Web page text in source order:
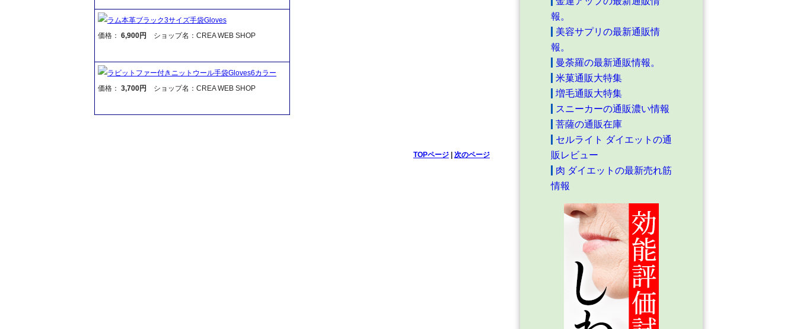
ラム本革ブラック3サイズ手袋Gloves
価格： 6,900円 ショップ名：CREA WEB SHOP
ラビットファー付きニットウール手袋Gloves6カラー
価格： 3,700円 ショップ名：CREA WEB SHOP
TOPページ| 次のページ
報。
美容サプリの最新通販情
報。
曼荼羅の最新通販情報。
米菓通販大特集
増毛通販大特集
スニーカーの通販濃い情報
菩薩の通販在庫
セルライト ダイエットの通
販レビュー
肉 ダイエットの最新売れ筋
情報